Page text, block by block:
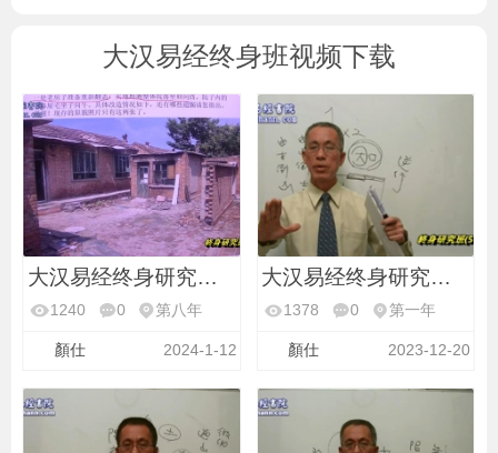
大汉易经终身班视频下载
大汉易经终身研究班第
1240 0 第八年
顏仕 2024-1-12
大汉易经终身研究班第
1378 0 第一年
顏仕 2023-12-20